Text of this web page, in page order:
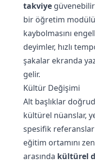
takviye
bir öğretim
kaybolmasını
deyimler, hızlı
şakalar ekranda
gelir.
Kültür Değişimi
Alt başlıklar
kültürel nüanslar,
spesifik
eğitim ortamını
arasında kültürel